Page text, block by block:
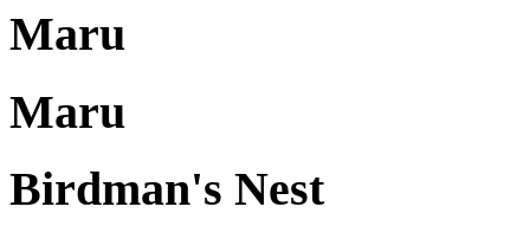
Maru
Maru
Birdman's Nest